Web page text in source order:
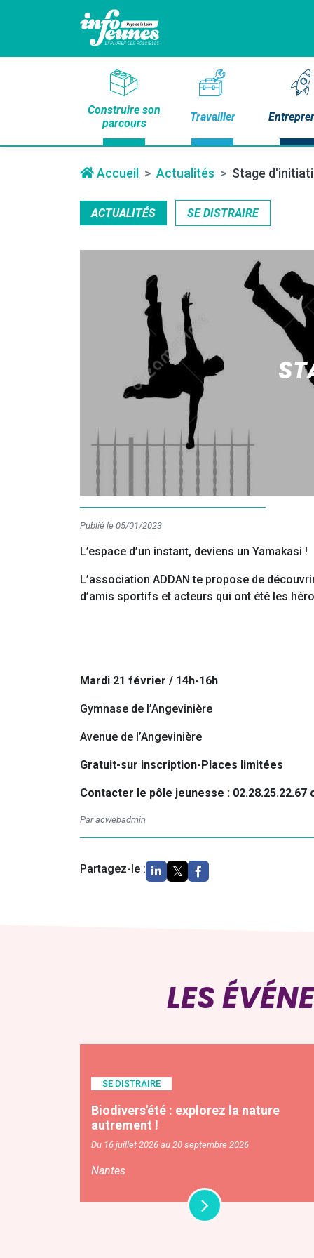
Construire son
parcours
Travailler
Accueil Actualités Stage
ACTUALITÉS SE DISTRAIRE
Publié le 05/01/2023
L’espace d’un instant, deviens un Yamakasi !
L’association ADDAN te propose de
d’amis sportifs et acteurs qui ont été les
Mardi 21 février / 14h-16h
Gymnase de l’Angevinière
Avenue de l’Angevinière
Gratuit-sur inscription-Places limitées
Contacter le pôle jeunesse : 02.28.25.22.67
Par acwebadmin
Partagez-le :
LES
SE DISTRAIRE
Biodivers'été : explorez la nature
autrement !
Du 16 juillet 2026 au 20 septembre 2026
Nantes